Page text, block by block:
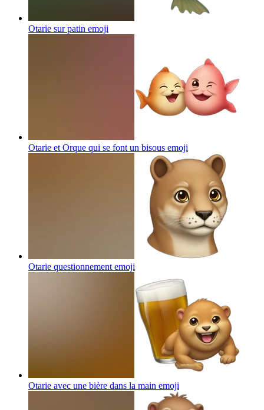
Otarie sur patin emoji
Otarie et Orque qui se font un bisous emoji
Otarie questionnement emoji
Otarie avec une bière dans la main emoji